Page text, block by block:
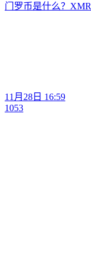
门罗币是什么？
11月28日 16:59
1053